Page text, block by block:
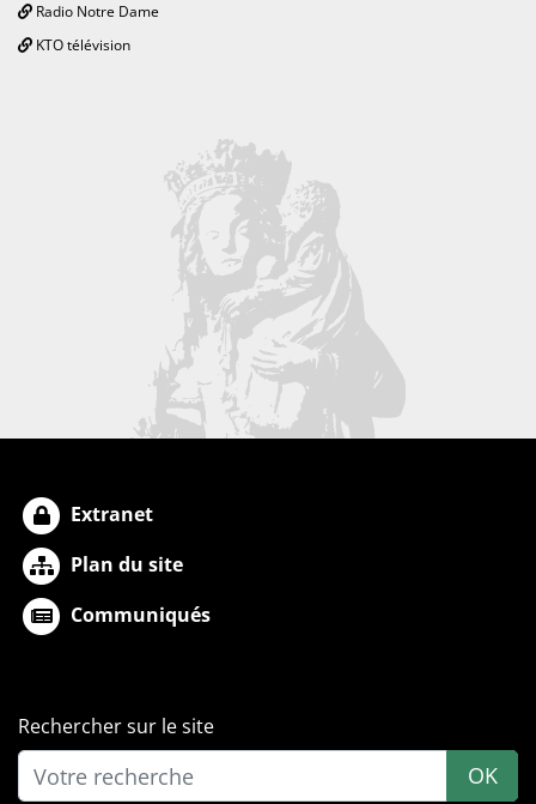
Radio Notre Dame
KTO télévision
Extranet
Plan du site
Communiqués
Rechercher sur le site
OK